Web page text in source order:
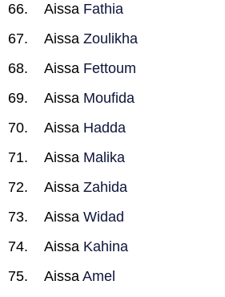
Aissa Fathia
Aissa Zoulikha
Aissa Fettoum
Aissa Moufida
Aissa Hadda
Aissa Malika
Aissa Zahida
Aissa Widad
Aissa Kahina
Aissa Amel